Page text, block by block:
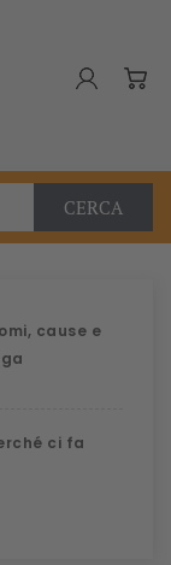
CERCA
cause e
ci fa